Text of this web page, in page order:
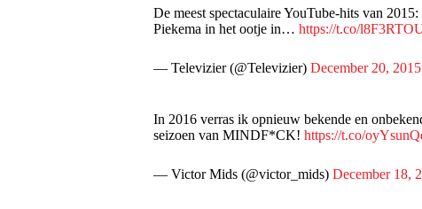
De meest spectaculaire YouTube-hits van
Piekema in het ootje in… https://t.co/
— Televizier (@Televizier) December 20, 2015
In 2016 verras ik opnieuw bekende en
seizoen van MINDF*CK! https://t.co/
— Victor Mids (@victor_mids) December 18,